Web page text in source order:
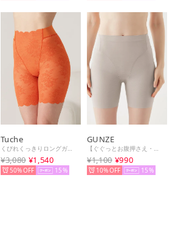
Tuche
¥3,080 ¥1,540
50% 15
GUNZE
¥1,100 ¥990
10% 15